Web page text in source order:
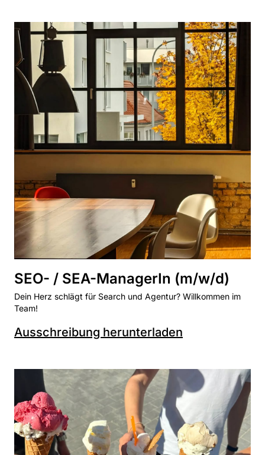
SEO- / SEA-ManagerIn (m/w/d)
Dein Herz schlägt für Search und Agentur? Willkommen im
Team!
Ausschreibung herunterladen